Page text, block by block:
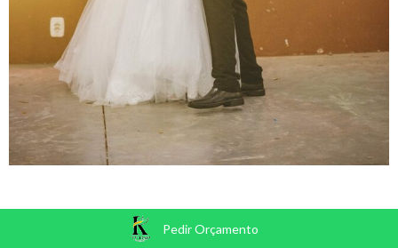
Pedir Orçamento